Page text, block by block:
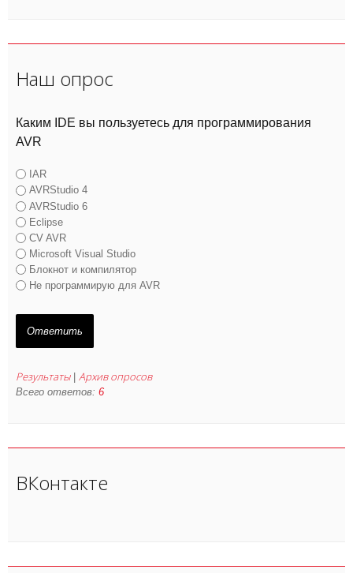
Наш опрос
Каким IDE вы пользуетесь для программирования
AVR
IAR
AVRStudio 4
AVRStudio 6
Eclipse
CV AVR
Microsoft Visual Studio
Блокнот и компилятор
Не программирую для AVR
Результаты| Архив опросов
Всего ответов: 6
ВКонтакте